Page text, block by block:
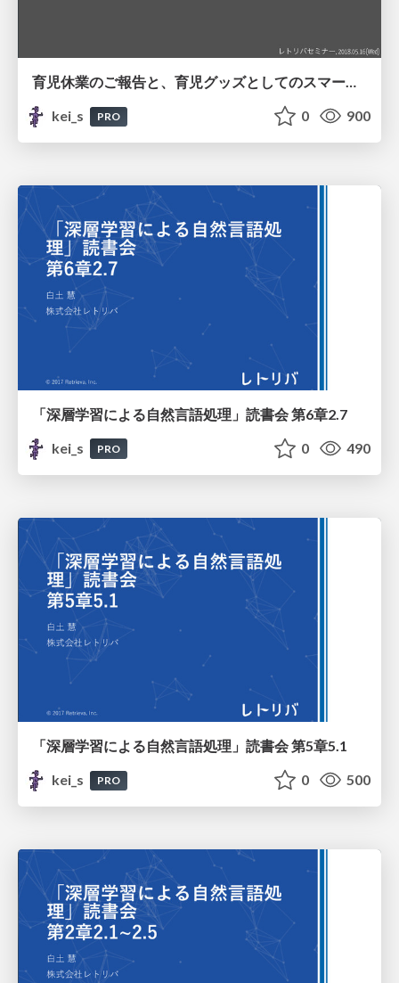
育児休業のご報告と、育児グッズとしてのスマートスピーカー / Parental Leave and SmartSpeaker
kei_s
PRO 0 900
「深層学習による自然言語処理」読書会 第6章2.7
kei_s
PRO 0 490
「深層学習による自然言語処理」読書会 第5章5.1
kei_s
PRO 0 500